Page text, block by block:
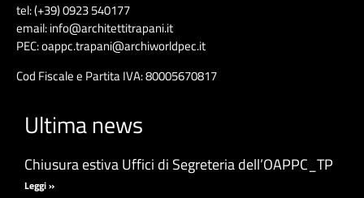
tel: (+39) 0923 540177
email: info@architettitrapani.it
PEC: oappc.trapani@archiworldpec.it
Cod Fiscale e Partita IVA: 80005670817
Ultima news
Chiusura estiva Uffici di Segreteria dell’OAPPC_TP
Leggi »